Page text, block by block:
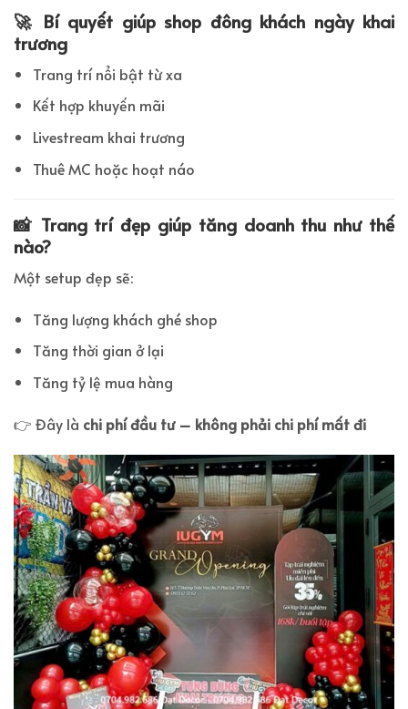
🚀 Bí quyết giúp shop đông khách ngày khai
trương
Trang trí nổi bật từ xa
Kết hợp khuyến mãi
Livestream khai trương
Thuê MC hoặc hoạt náo
📸 Trang trí đẹp giúp tăng doanh thu như thế
nào?
Một setup đẹp sẽ:
Tăng lượng khách ghé shop
Tăng thời gian ở lại
Tăng tỷ lệ mua hàng
👉 Đây là chi phí đầu tư – không phải chi phí mất đi